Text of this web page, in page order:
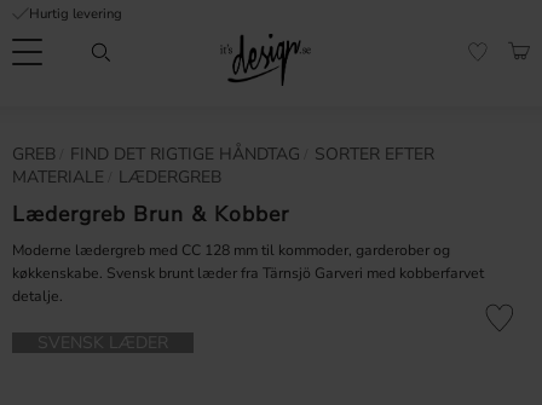
Menu
Hurtig levering
GREB ​FIND DET RIGTIGE HÅNDTAG
SORTER EFTER
MATERIALE
LÆDERGREB
Lædergreb Brun & Kobber
Moderne lædergreb med CC 128 mm til kommoder, garderober og
køkkenskabe. Svensk brunt læder fra Tärnsjö Garveri med kobberfarvet
detalje.
SVENSK LÆDER
Gem
spørgsmål
Inspiration & Tips
sider |